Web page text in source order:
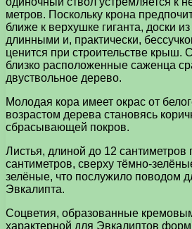
метров. Поскольку крона
ближе к верхушке гиганта, доски
длинными и, практически,
ценится при строительстве крыш.
близко расположенные саженца
двуствольное дерево.
Молодая кора имеет окрас от
возрастом дерева становясь
сбрасывающей покров.
Листья, длиной до 12
сантиметров, сверху тёмно-
зелёные, что послужило поводом
Эвкалипта.
Соцветия, образованные
характерной для Эвкалиптов